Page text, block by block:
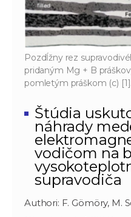
Pozdĺžny rez
pridaným Mg + B
pomletým práškom (c) [1].
Štúdia
náhrady
vodičom na
supravodiča
Authori: F. Gömöry, M.